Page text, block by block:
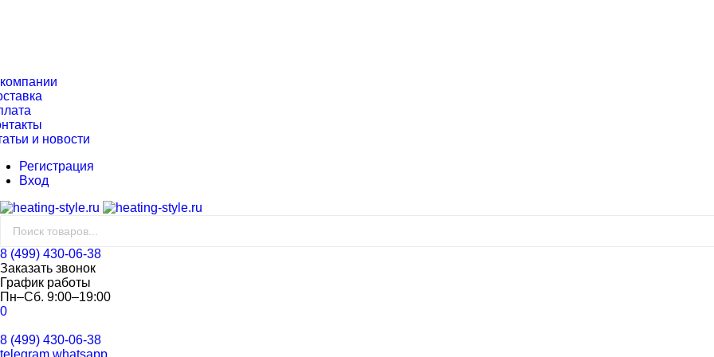
и новости
Регистрация
Вход
8 (499) 430-06-38
Заказать звонок
График работы
Пн–Сб. 9:00–19:00
0
8 (499) 430-06-38
telegram whatsapp